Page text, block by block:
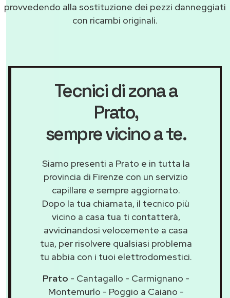
provvedendo alla sostituzione dei pezzi danneggiati
con ricambi originali.
Tecnici di zona a
Prato,
sempre vicino a te.
Siamo presenti a Prato e in tutta la
provincia di Firenze con un servizio
capillare e sempre aggiornato.
Dopo la tua chiamata, il tecnico più
vicino a casa tua ti contatterà,
avvicinandosi velocemente a casa
tua, per risolvere qualsiasi problema
tu abbia con i tuoi elettrodomestici.
Prato - Cantagallo - Carmignano -
Montemurlo - Poggio a Caiano -